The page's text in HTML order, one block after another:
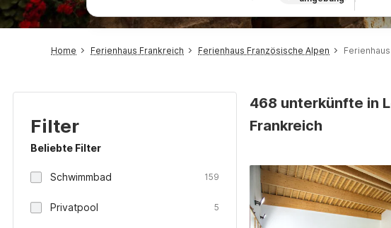
Home Ferienhaus Frankreich Ferienhaus Französische Alpen
Filter
Beliebte Filter
Schwimmbad 159
Privatpool 5
468 unterkünfte in
Frankreich